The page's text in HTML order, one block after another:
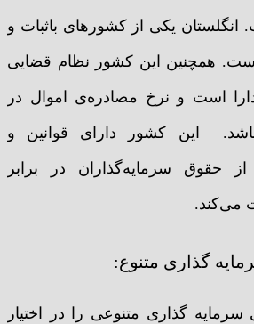
یکی از کشورهای باثبات و
همچنین این کشور نظام قضایی
است و نرخ مصادره‌ی اموال در
این کشور دارای قوانین و
حقوق سرمایه‌گذاران در برابر
می‌کند.
گذاری متنوع:
گذاری متنوعی را در اختیار